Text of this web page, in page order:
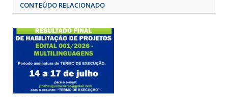
CONTEÚDO RELACIONADO